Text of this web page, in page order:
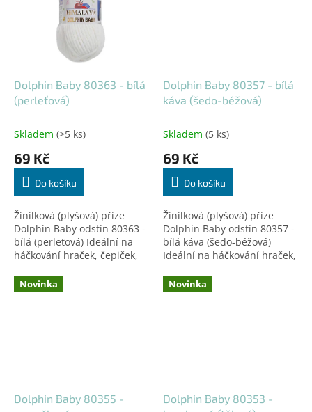
Dolphin Baby 80363 - bílá
(perleťová)
Skladem (>5 ks)
69 Kč
Do košíku
Žinilková (plyšová) příze
Dolphin Baby odstín 80363 -
bílá (perleťová) Ideální na
háčkování hraček, čepiček,
dek a doplňků! Certifikovaná
pro děti do 3 let.
Dolphin Baby 80357 - bílá
káva (šedo-béžová)
Skladem (5 ks)
69 Kč
Do košíku
Žinilková (plyšová) příze
Dolphin Baby odstín 80357 -
bílá káva (šedo-béžová)
Ideální na háčkování hraček,
čepiček, dek a doplňků!
Certifikovaná pro děti do 3
let.
Novinka
Dolphin Baby 80355 -
Novinka
Dolphin Baby 80353 -